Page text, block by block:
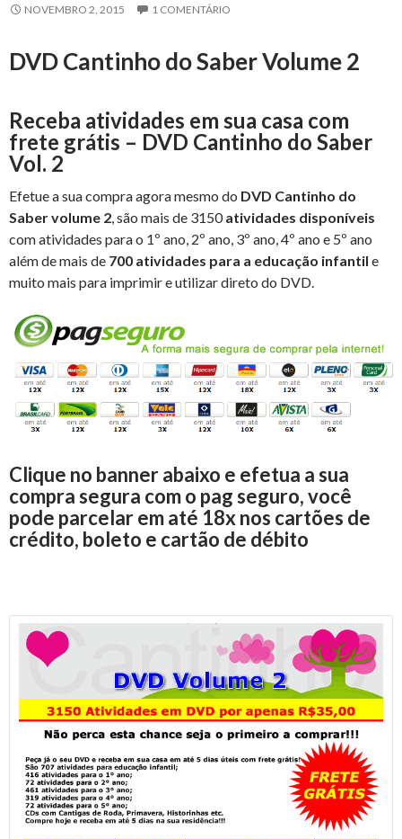
NOVEMBRO 2, 2015 1 COMENTÁRIO
DVD Cantinho do Saber Volume 2
Receba atividades em sua casa com
frete grátis – DVD Cantinho do Saber
Vol. 2
Efetue a sua compra agora mesmo do DVD Cantinho do
Saber volume 2 , são mais de 3150atividades disponíveis
com atividades para o 1º ano, 2º ano, 3º ano, 4º ano e 5º ano
além de mais de 700 atividades para a educação infantil e
muito mais para imprimir e utilizar direto do DVD.
Clique no banner abaixo e efetua a sua
compra segura com o pag seguro, você
pode parcelar em até 18x nos cartões de
crédito, boleto e cartão de débito